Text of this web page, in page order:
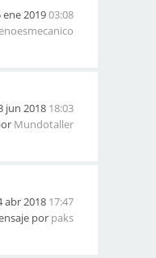
ene 201903:08
jun 2018 18:03
Mundotaller
abr 2018 17:47
por paks